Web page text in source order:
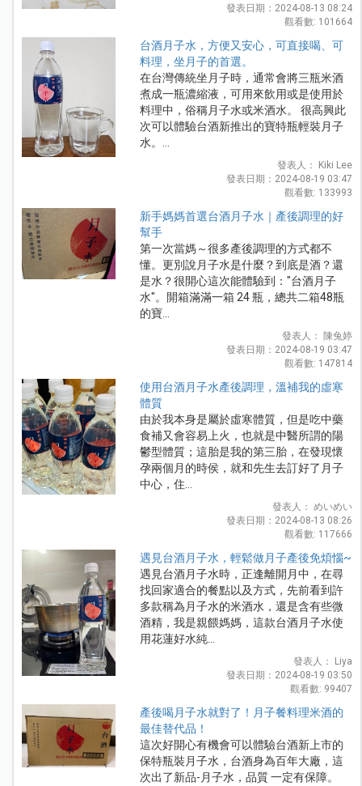
發表日期：2024-08-13 08:24
觀看數: 101664
台酒月子水，方便又安心，可直接喝、可
料理，坐月子的首選。
在台灣傳統坐月子時，通常會將三瓶米酒
煮成一瓶濃縮液，可用來飲用或是使用於
料理中，俗稱月子水或米酒水。 很高興此
次可以體驗台酒新推出的寶特瓶輕裝月子
水。...
發表人： Kiki Lee
發表日期：2024-08-19 03:47
觀看數: 133993
新手媽媽首選台酒月子水｜產後調理的好
幫手
第一次當媽～很多產後調理的方式都不
懂。更別說月子水是什麼？到底是酒？還
是水？很開心這次能體驗到："台酒月子
水"。開箱滿滿一箱 24 瓶，總共二箱48瓶
的寶...
發表人： 陳兔婷
發表日期：2024-08-19 03:47
觀看數: 147814
使用台酒月子水產後調理，溫補我的虛寒
體質
由於我本身是屬於虛寒體質，但是吃中藥
食補又會容易上火，也就是中醫所謂的陽
鬱型體質；這胎是我的第三胎，在發現懷
孕兩個月的時侯，就和先生去訂好了月子
中心，住...
發表人： めいめい
發表日期：2024-08-13 08:26
觀看數: 117666
遇見台酒月子水，輕鬆做月子產後免煩惱~
遇見台酒月子水時，正逢離開月中，在尋
找回家適合的餐點以及方式，先前看到許
多款稱為月子水的米酒水，還是含有些微
酒精，我是親餵媽媽，這款台酒月子水使
用花蓮好水純...
發表人： Liya
發表日期：2024-08-19 03:50
觀看數: 99407
產後喝月子水就對了！月子餐料理米酒的
最佳替代品！
這次好開心有機會可以體驗台酒新上市的
保特瓶裝月子水，台酒身為百年大廠，這
次出了新品-月子水，品質 一定有保障。